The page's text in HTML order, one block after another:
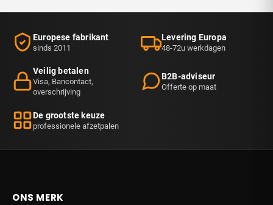
Europese fabrikant
sinds 2011
Levering Europa
48-72u werkdagen
Veilig betalen
Visa, Bancontact,
overschrijving
B2B-adviseur
Offerte op maat
De grootste keuze
professionele afzetpalen
ONS MERK